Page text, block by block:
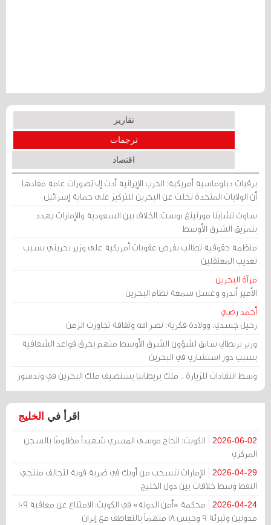
تقارير
ترجمات
اقتصاد
برقيات دبلوماسية أمريكية: الحرب الإيرانية أدت إلى تصورات عامة مفادها
أن الولايات المتحدة تخلت عن البحرين للتركيز على حماية إسرائيل
ساوث تشاينا مورنينغ بوست: الخلاف بين السعودية والإمارات يهدد
بتمزيق الشرق الأوسط
منظمة حقوقية تطالب بفرض عقوبات أمريكية على وزير بحريني بسبب
تعذيب المعتقلين
مرآة البحرين
الأمير أندرو وغسل سمعة نظام البحرين
أحمد رضي
رحيل جسدي، وولادة فكرية: نصر الله وثقافة تجاوزت الزمن
وزير بريطاني سابق لشؤون الشرق الأوسط متهم بخرق قواعد الشفافية
بسبب دور استشاري في البحرين
وسط انتقادات للزيارة .. ملك بريطانيا يستضيف ملك البحرين في وندسور
اقرأ في الخليج
2026-06-02
الكويت: الحاج موسى المسري شهيداً مظلومًا بالسجن
المركزي
2026-04-29
الإمارات تنسحب من أوبك في ضربة قوية لتحالف منتجي
النفط وسط خلافات بين دول الخليج
2026-04-24
محكمة «أمن الدولة» في الكويت: الامتناع عن معاقبة 109
مدونين وتبرئة 9 وحبس 18 متهماً بالتعاطف مع إيران